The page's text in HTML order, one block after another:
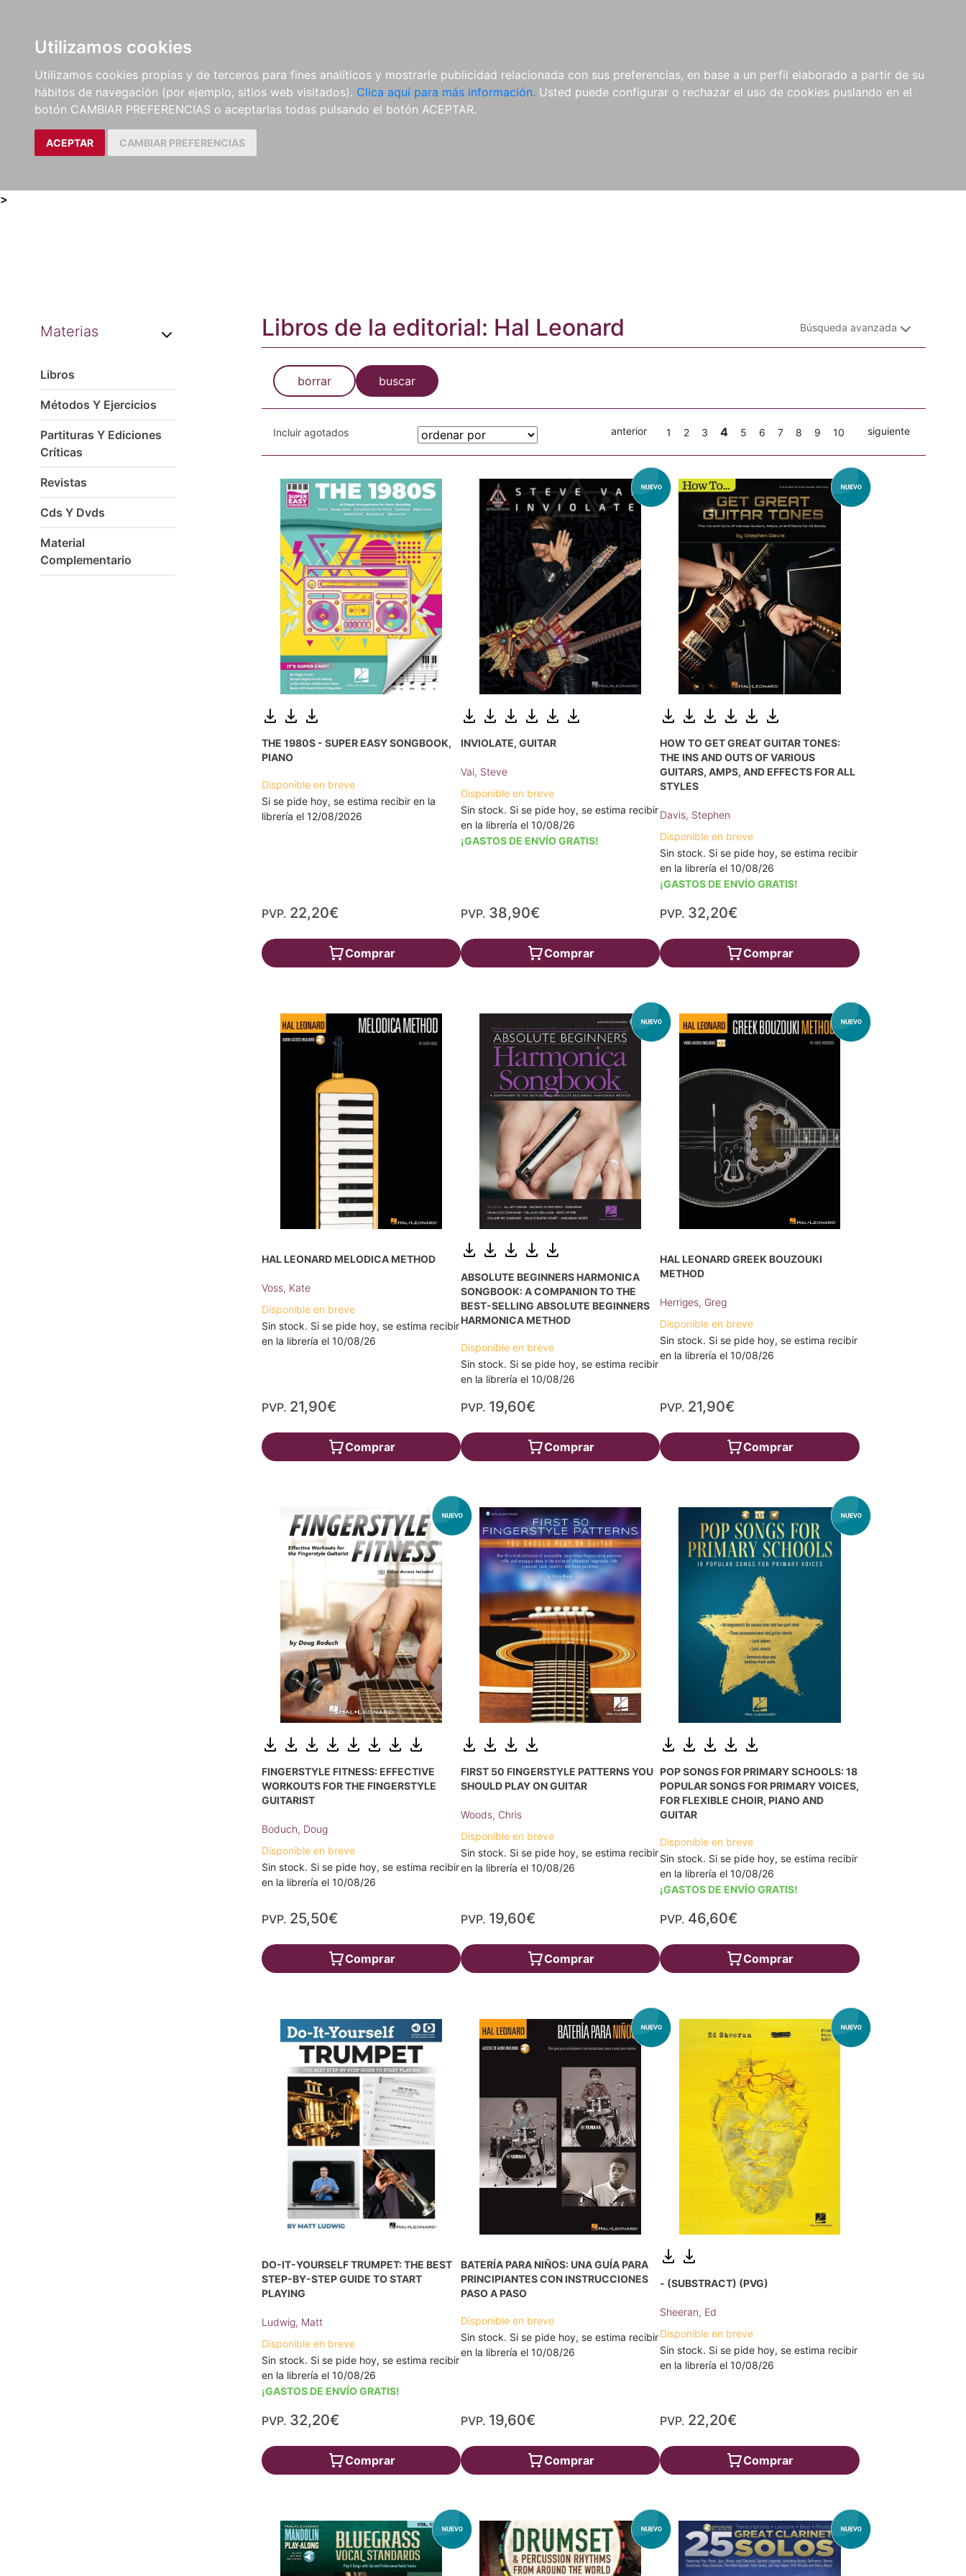
Utilizamos cookies
Utilizamos cookies propias y de terceros para fines analíticos y mostrarle publicidad relacionada con sus preferencias, en base a un perfil elaborado a partir de su
hábitos de navegación (por ejemplo, sitios web visitados). Clica aquí para más información. Usted puede configurar o rechazar el uso de cookies puslando en el
botón CAMBIAR PREFERENCIAS o aceptarlas todas pulsando el botón ACEPTAR.
ACEPTAR CAMBIAR PREFERENCIAS
LIBROS
MÉTODOS Y
EJERCICIOS
PARTITURAS Y EDICIONES
CRÍTICAS
REVISTAS
CDS Y
DVDS
MATERIAL
COMPLEMENTARIO
NOVEDADES NOTICIAS
COMPRAS
INSTITUCIONALES
>
Materias
Libros
Métodos Y Ejercicios
Partituras Y Ediciones
Críticas
Revistas
Cds Y Dvds
Material
Complementario
Libros de la editorial: Hal Leonard Búsqueda avanzada
borrar buscar
Incluir agotados anterior 1 2 3 4 5 6 7 8 9 10 siguiente
THE 1980S - SUPER EASY SONGBOOK,
PIANO
Disponible en breve
Si se pide hoy, se estima recibir en la
librería el 12/08/2026
PVP. 22,20€
Comprar
INVIOLATE, GUITAR
Vai, Steve
Disponible en breve
Sin stock. Si se pide hoy, se estima recibir
en la librería el 10/08/26
¡GASTOS DE ENVÍO GRATIS!
PVP. 38,90€
Comprar
HOW TO GET GREAT GUITAR TONES:
THE INS AND OUTS OF VARIOUS
GUITARS, AMPS, AND EFFECTS FOR ALL
STYLES
Davis, Stephen
Disponible en breve
Sin stock. Si se pide hoy, se estima recibir
en la librería el 10/08/26
¡GASTOS DE ENVÍO GRATIS!
PVP. 32,20€
Comprar
HAL LEONARD MELODICA METHOD
Voss, Kate
Disponible en breve
Sin stock. Si se pide hoy, se estima recibir
en la librería el 10/08/26
PVP. 21,90€
Comprar
ABSOLUTE BEGINNERS HARMONICA
SONGBOOK: A COMPANION TO THE
BEST-SELLING ABSOLUTE BEGINNERS
HARMONICA METHOD
Disponible en breve
Sin stock. Si se pide hoy, se estima recibir
en la librería el 10/08/26
PVP. 19,60€
Comprar
HAL LEONARD GREEK BOUZOUKI
METHOD
Herriges, Greg
Disponible en breve
Sin stock. Si se pide hoy, se estima recibir
en la librería el 10/08/26
PVP. 21,90€
Comprar
FINGERSTYLE FITNESS: EFFECTIVE
WORKOUTS FOR THE FINGERSTYLE
GUITARIST
Boduch, Doug
Disponible en breve
Sin stock. Si se pide hoy, se estima recibir
en la librería el 10/08/26
PVP. 25,50€
Comprar
FIRST 50 FINGERSTYLE PATTERNS YOU
SHOULD PLAY ON GUITAR
Woods, Chris
Disponible en breve
Sin stock. Si se pide hoy, se estima recibir
en la librería el 10/08/26
PVP. 19,60€
Comprar
POP SONGS FOR PRIMARY SCHOOLS: 18
POPULAR SONGS FOR PRIMARY VOICES,
FOR FLEXIBLE CHOIR, PIANO AND
GUITAR
Disponible en breve
Sin stock. Si se pide hoy, se estima recibir
en la librería el 10/08/26
¡GASTOS DE ENVÍO GRATIS!
PVP. 46,60€
Comprar
DO-IT-YOURSELF TRUMPET: THE BEST
STEP-BY-STEP GUIDE TO START
PLAYING
Ludwig, Matt
Disponible en breve
Sin stock. Si se pide hoy, se estima recibir
en la librería el 10/08/26
¡GASTOS DE ENVÍO GRATIS!
PVP. 32,20€
Comprar
BATERÍA PARA NIÑOS: UNA GUÍA PARA
PRINCIPIANTES CON INSTRUCCIONES
PASO A PASO
Disponible en breve
Sin stock. Si se pide hoy, se estima recibir
en la librería el 10/08/26
PVP. 19,60€
Comprar
- (SUBSTRACT) (PVG)
Sheeran, Ed
Disponible en breve
Sin stock. Si se pide hoy, se estima recibir
en la librería el 10/08/26
PVP. 22,20€
Comprar